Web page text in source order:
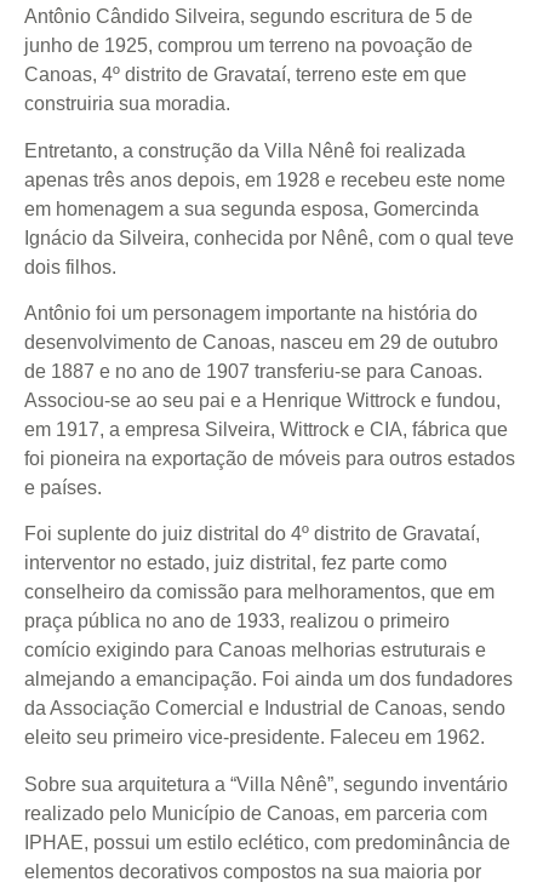
Antônio Cândido Silveira, segundo escritura de 5 de
junho de 1925, comprou um terreno na povoação de
Canoas, 4º distrito de Gravataí, terreno este em que
construiria sua moradia.
Entretanto, a construção da Villa Nênê foi realizada
apenas três anos depois, em 1928 e recebeu este nome
em homenagem a sua segunda esposa, Gomercinda
Ignácio da Silveira, conhecida por Nênê, com o qual teve
dois filhos.
Antônio foi um personagem importante na história do
desenvolvimento de Canoas, nasceu em 29 de outubro
de 1887 e no ano de 1907 transferiu-se para Canoas.
Associou-se ao seu pai e a Henrique Wittrock e fundou,
em 1917, a empresa Silveira, Wittrock e CIA, fábrica que
foi pioneira na exportação de móveis para outros estados
e países.
Foi suplente do juiz distrital do 4º distrito de Gravataí,
interventor no estado, juiz distrital, fez parte como
conselheiro da comissão para melhoramentos, que em
praça pública no ano de 1933, realizou o primeiro
comício exigindo para Canoas melhorias estruturais e
almejando a emancipação. Foi ainda um dos fundadores
da Associação Comercial e Industrial de Canoas, sendo
eleito seu primeiro vice-presidente. Faleceu em 1962.
Sobre sua arquitetura a “Villa Nênê”, segundo inventário
realizado pelo Município de Canoas, em parceria com
IPHAE, possui um estilo eclético, com predominância de
elementos decorativos compostos na sua maioria por